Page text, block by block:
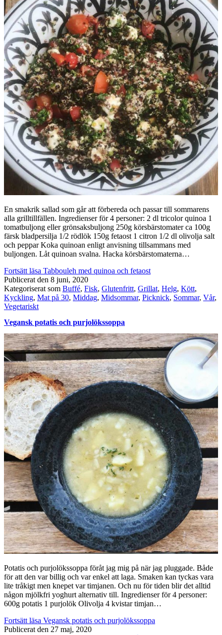
En smakrik sallad som går att förbereda och passar till sommarens
alla grilltillfällen. Ingredienser för 4 personer: 2 dl tricolor quinoa 1
tomatbuljong eller grönsaksbuljong 250g körsbärstomater ca 100g
färsk bladpersilja 1/2 rödlök 150g fetaost 1 citron 1/2 dl olivolja salt
och peppar Koka quinoan enligt anvisning tillsammans med
buljongen. Låt quinoan svalna. Hacka körsbärstomaterna…
Fortsätt läsa Tabbouleh med quinoa och fetaost
Publicerat den 8 juni, 2020
Kategoriserat som Buffé, Fisk, Glutenfritt, Grillat, Helg, Kött,
Kyckling, Mat på 30, Middag, Midsommar, Picknick, Sommar, Vår,
Vegetariskt
Vegansk potatis och purjolökssoppa
Potatis och purjolökssoppa föråt jag mig på när jag pluggade. Både
för att den var billig och var enkel att laga. Smaken kan tyckas vara
lite tråkigt men knepet var timjanen. Och nu för tiden blir det alltid
någon mjölkfri yoghurt alternativ till. Ingredienser för 4 personer:
600g potatis 1 purjolök Olivolja 4 kvistar timjan…
Fortsätt läsa Vegansk potatis och purjolökssoppa
Publicerat den 27 maj, 2020